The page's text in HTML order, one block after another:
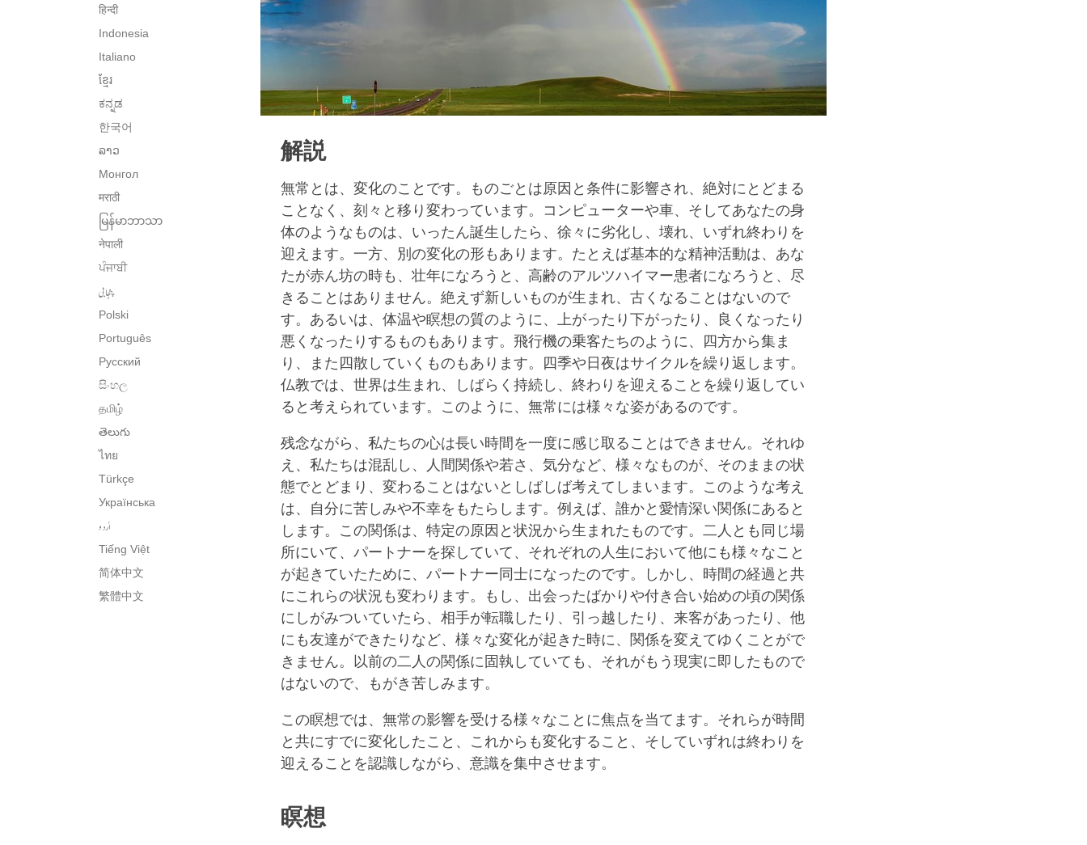
हिन्दी
Indonesia
Italiano
ខ្មែរ
ಕನ್ನಡ
한국어
ລາວ
Монгол
मराठी
မြန်မာဘာသာ
नेपाली
ਪੰਜਾਬੀ
پنجابی
Polski
Português
Русский
සිංහල
தமிழ்
తెలుగు
ไทย
Türkçe
Українська
اُردو
Tiếng Việt
简体中文
繁體中文
解説
無常とは、変化のことです。ものごとは原因と条件に影響され、絶対にとどまる
ことなく、刻々と移り変わっています。コンピューターや車、そしてあなたの身
体のようなものは、いったん誕生したら、徐々に劣化し、壊れ、いずれ終わりを
迎えます。一方、別の変化の形もあります。たとえば基本的な精神活動は、あな
たが赤ん坊の時も、壮年になろうと、高齢のアルツハイマー患者になろうと、尽
きることはありません。絶えず新しいものが生まれ、古くなることはないので
す。あるいは、体温や瞑想の質のように、上がったり下がったり、良くなったり
悪くなったりするものもあります。飛行機の乗客たちのように、四方から集ま
り、また四散していくものもあります。四季や日夜はサイクルを繰り返します。
仏教では、世界は生まれ、しばらく持続し、終わりを迎えることを繰り返してい
ると考えられています。このように、無常には様々な姿があるのです。
残念ながら、私たちの心は長い時間を一度に感じ取ることはできません。それゆ
え、私たちは混乱し、人間関係や若さ、気分など、様々なものが、そのままの状
態でとどまり、変わることはないとしばしば考えてしまいます。このような考え
は、自分に苦しみや不幸をもたらします。例えば、誰かと愛情深い関係にあると
します。この関係は、特定の原因と状況から生まれたものです。二人とも同じ場
所にいて、パートナーを探していて、それぞれの人生において他にも様々なこと
が起きていたために、パートナー同士になったのです。しかし、時間の経過と共
にこれらの状況も変わります。もし、出会ったばかりや付き合い始めの頃の関係
にしがみついていたら、相手が転職したり、引っ越したり、来客があったり、他
にも友達ができたりなど、様々な変化が起きた時に、関係を変えてゆくことがで
きません。以前の二人の関係に固執していても、それがもう現実に即したもので
はないので、もがき苦しみます。
この瞑想では、無常の影響を受ける様々なことに焦点を当てます。それらが時間
と共にすでに変化したこと、これからも変化すること、そしていずれは終わりを
迎えることを認識しながら、意識を集中させます。
瞑想